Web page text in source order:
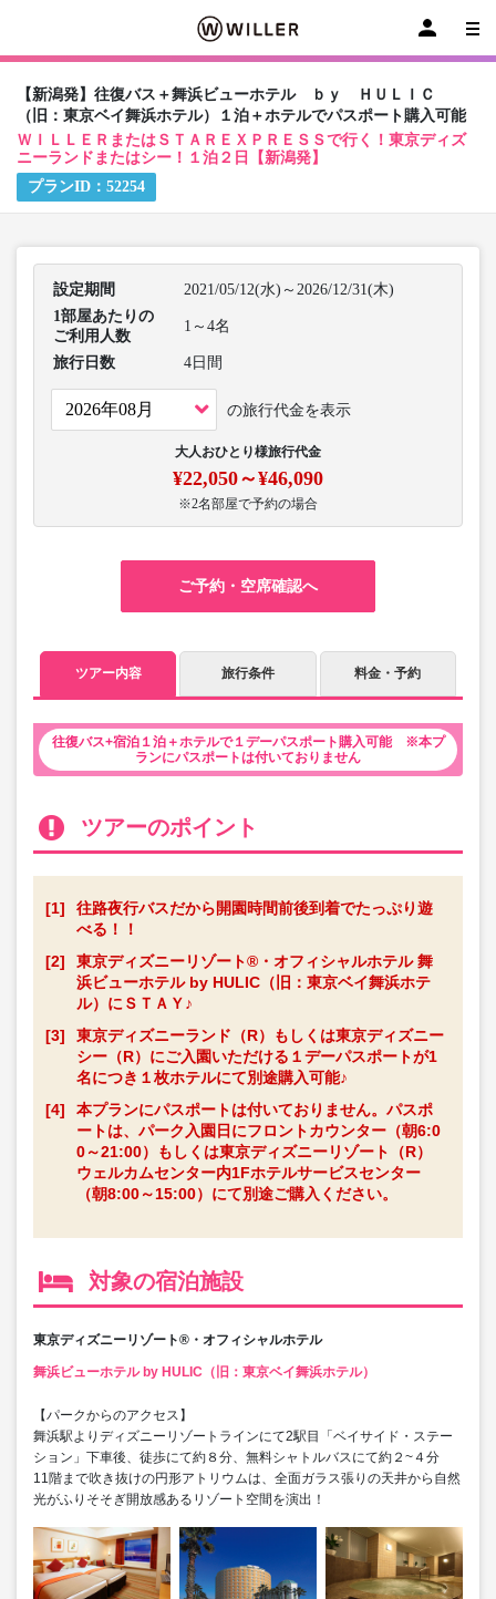
【新潟発】往復バス＋舞浜ビューホテル ｂｙ ＨＵＬＩＣ
（旧：東京ベイ舞浜ホテル）１泊＋ホテルでパスポート購入可能
ＷＩＬＬＥＲまたはＳＴＡＲＥＸＰＲＥＳＳで行く！東京ディズ
ニーランドまたはシー！１泊２日【新潟発】
プランID： 52254
設定期間
2021/05/12(水)～2026/12/31(木)
1部屋あたりの
ご利用人数
1～4名
旅行日数 4日間
の旅行代金を表示
大人おひとり様旅行代金
¥22,050～¥46,090
※2名部屋で予約の場合
ご予約・空席確認へ
ツアー内容 旅行条件 料金・予約
往復バス+宿泊１泊＋ホテルで１デーパスポート購入可能 ※本プ
ランにパスポートは付いておりません
ツアーのポイント
[1]
往路夜行バスだから開園時間前後到着でたっぷり遊
べる！！
[2]
東京ディズニーリゾート®・オフィシャルホテル 舞
浜ビューホテル by HULIC（旧：東京ベイ舞浜ホテ
ル）にＳＴＡＹ♪
[3]
東京ディズニーランド（R）もしくは東京ディズニー
シー（R）にご入園いただける１デーパスポートが1
名につき１枚ホテルにて別途購入可能♪
[4]
本プランにパスポートは付いておりません。パスポ
ートは、パーク入園日にフロントカウンター（朝6:0
0～21:00）もしくは東京ディズニーリゾート（R）
ウェルカムセンター内1Fホテルサービスセンター
（朝8:00～15:00）にて別途ご購入ください。
対象の宿泊施設
東京ディズニーリゾート®・オフィシャルホテル
舞浜ビューホテル by HULIC（旧：東京ベイ舞浜ホテル）
【パークからのアクセス】
舞浜駅よりディズニーリゾートラインにて2駅目「ベイサイド・ステー
ション」下車後、徒歩にて約８分、無料シャトルバスにて約２~４分
11階まで吹き抜けの円形アトリウムは、全面ガラス張りの天井から自然
光がふりそそぎ開放感あるリゾート空間を演出！